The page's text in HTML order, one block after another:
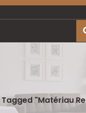
Tagged "matériau